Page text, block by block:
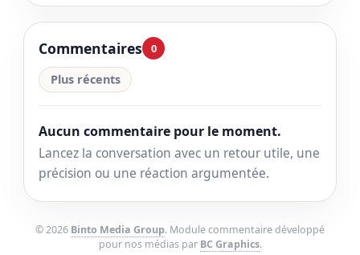
Commentaires 0
Plus récents
Aucun commentaire pour le moment.
Lancez la conversation avec un retour utile, une
précision ou une réaction argumentée.
© 2026 Binto Media Group. Module commentaire développé
pour nos médias par BC Graphics.